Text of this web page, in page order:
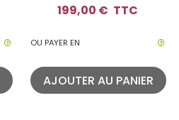
199,00 € TTC
OU PAYER EN
AJOUTER AU PANIER